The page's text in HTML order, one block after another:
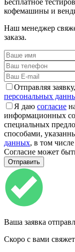
Бесплатное
кофемашины и
Наш менеджер
заказа.
Отправляя
персональных
Я даю согласие
информационных
специальных
способами,
данных, в том
Согласие может
Ваша заявка
Скоро с вами